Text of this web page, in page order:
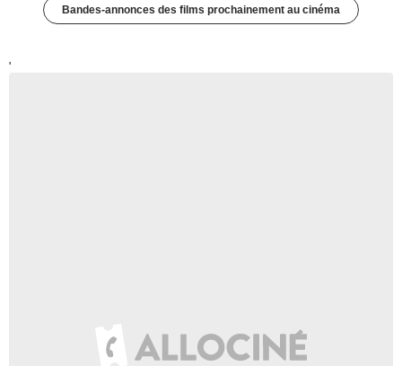
Bandes-annonces des films prochainement au cinéma
'